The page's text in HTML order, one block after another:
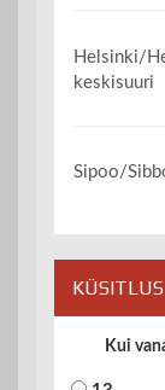
Helsinki/
keskisuuri
Sipoo/
KÜSITLUS
Kui